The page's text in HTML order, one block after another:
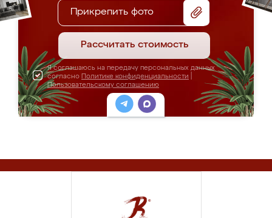
Прикрепить фото
Рассчитать стоимость
Я соглашаюсь на передачу персональных данных
согласно Политике конфиденциальности
Пользовательскому соглашению